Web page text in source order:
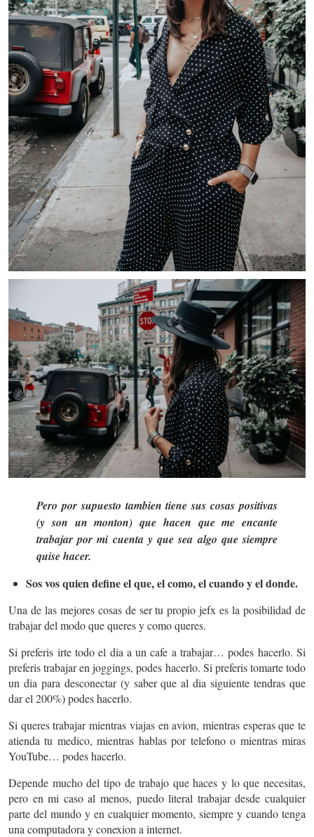
Pero por supuesto tambien tiene sus cosas positivas
(y son un monton) que hacen que me encante
trabajar por mi cuenta y que sea algo que siempre
quise hacer.
Sos vos quien define el que, el como, el cuando y el donde.
Una de las mejores cosas de ser tu propio jefx es la posibilidad de
trabajar del modo que queres y como queres.
Si preferis irte todo el dia a un cafe a trabajar… podes hacerlo. Si
preferis trabajar en joggings, podes hacerlo. Si preferis tomarte todo
un dia para desconectar (y saber que al dia siguiente tendras que
dar el 200%) podes hacerlo.
Si queres trabajar mientras viajas en avion, mientras esperas que te
atienda tu medico, mientras hablas por telefono o mientras miras
YouTube… podes hacerlo.
Depende mucho del tipo de trabajo que haces y lo que necesitas,
pero en mi caso al menos, puedo literal trabajar desde cualquier
parte del mundo y en cualquier momento, siempre y cuando tenga
una computadora y conexion a internet.